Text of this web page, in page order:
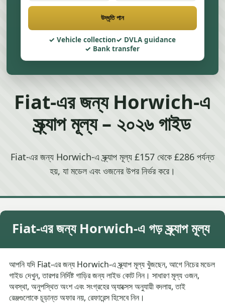
উদ্ধৃতি পান
Vehicle collection
DVLA guidance
Bank transfer
Fiat-এর জন্য Horwich-এ
স্ক্র্যাপ মূল্য – ২০২৬ গাইড
Fiat-এর জন্য Horwich-এ স্ক্র্যাপ মূল্য £157 থেকে £286 পর্যন্ত
হয়, যা মডেল এবং ওজনের উপর নির্ভর করে।
Fiat-এর জন্য Horwich-এ গড় স্ক্র্যাপ মূল্য
আপনি যদি Fiat-এর জন্য Horwich-এ স্ক্র্যাপ মূল্য খুঁজছেন, আগে নিচের মডেল
গাইড দেখুন, তারপর নির্দিষ্ট গাড়ির জন্য লাইভ কোট নিন। সাধারণ মূল্য ওজন,
অবস্থা, অনুপস্থিত অংশ এবং সংগ্রহের অ্যাক্সেস অনুযায়ী বদলায়, তাই
রেঞ্জগুলোকে চূড়ান্ত অফার নয়, রেফারেন্স হিসেবে নিন।